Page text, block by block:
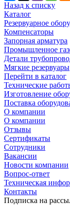
Назад к списку
Каталог
Резервуарное
Компенсаторы
Запорная арматура
Промышленное
Детали
Мягкие резервуары
Перейти в каталог
Технические
Изготовление
Поставка
О компании
О компании
Отзывы
Сертификаты
Сотрудники
Вакансии
Новости компании
Вопрос-ответ
Техническая
Контакты
Подписка на